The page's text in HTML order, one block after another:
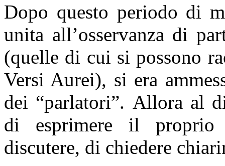
Dopo questo periodo di
unita all’osservanza di
(quelle di cui si possono
Versi Aurei), si era
dei “parlatori”. Allora al
di esprimere il
discutere, di chiedere